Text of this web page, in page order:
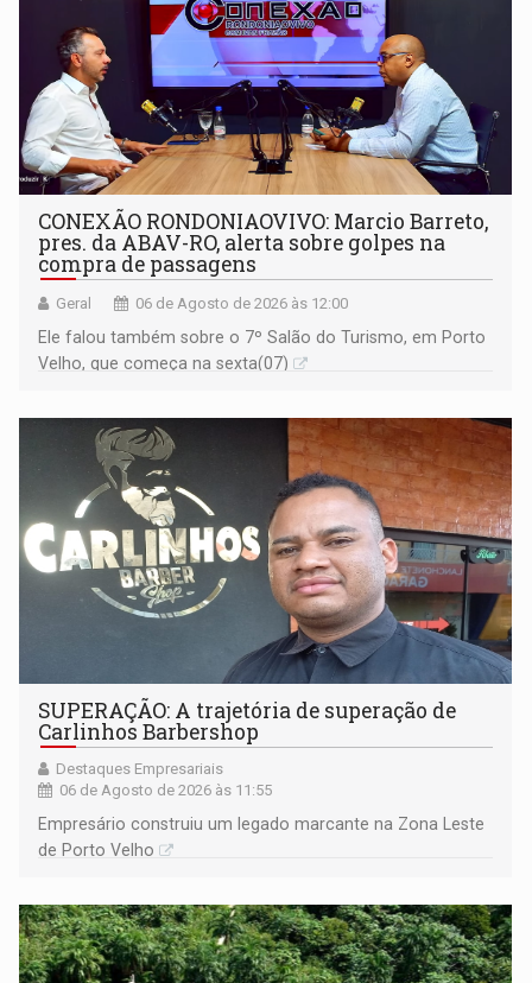
CONEXÃO RONDONIAOVIVO: Marcio Barreto,
pres. da ABAV-RO, alerta sobre golpes na
compra de passagens
Geral 06 de Agosto de 2026 às 12:00
Ele falou também sobre o 7º Salão do Turismo, em Porto
Velho, que começa na sexta(07)
SUPERAÇÃO: A trajetória de superação de
Carlinhos Barbershop
Destaques Empresariais
06 de Agosto de 2026 às 11:55
Empresário construiu um legado marcante na Zona Leste
de Porto Velho